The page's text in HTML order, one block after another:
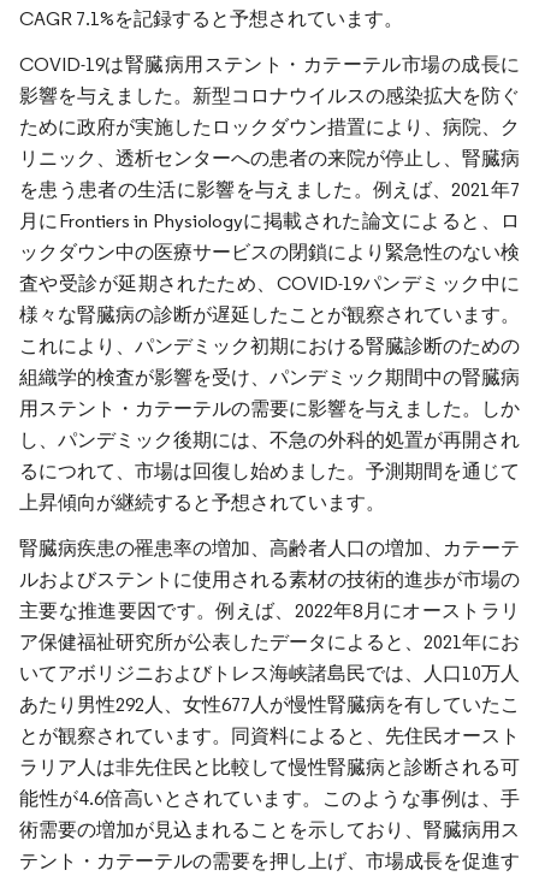
CAGR 7.1%を記録すると予想されています。
COVID-19は腎臓病用ステント・カテーテル市場の成長に
影響を与えました。新型コロナウイルスの感染拡大を防ぐ
ために政府が実施したロックダウン措置により、病院、ク
リニック、透析センターへの患者の来院が停止し、腎臓病
を患う患者の生活に影響を与えました。例えば、2021年7
月にFrontiers in Physiologyに掲載された論文によると、ロ
ックダウン中の医療サービスの閉鎖により緊急性のない検
査や受診が延期されたため、COVID-19パンデミック中に
様々な腎臓病の診断が遅延したことが観察されています。
これにより、パンデミック初期における腎臓診断のための
組織学的検査が影響を受け、パンデミック期間中の腎臓病
用ステント・カテーテルの需要に影響を与えました。しか
し、パンデミック後期には、不急の外科的処置が再開され
るにつれて、市場は回復し始めました。予測期間を通じて
上昇傾向が継続すると予想されています。
腎臓病疾患の罹患率の増加、高齢者人口の増加、カテーテ
ルおよびステントに使用される素材の技術的進歩が市場の
主要な推進要因です。例えば、2022年8月にオーストラリ
ア保健福祉研究所が公表したデータによると、2021年にお
いてアボリジニおよびトレス海峡諸島民では、人口10万人
あたり男性292人、女性677人が慢性腎臓病を有していたこ
とが観察されています。同資料によると、先住民オースト
ラリア人は非先住民と比較して慢性腎臓病と診断される可
能性が4.6倍高いとされています。このような事例は、手
術需要の増加が見込まれることを示しており、腎臓病用ス
テント・カテーテルの需要を押し上げ、市場成長を促進す